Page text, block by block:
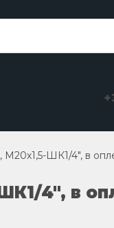
М20х1,5-ШК1/4″, в
4″, в